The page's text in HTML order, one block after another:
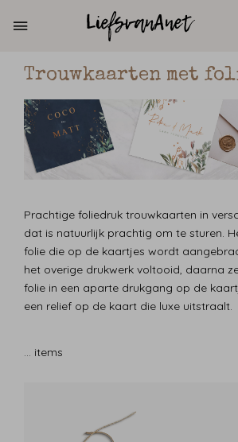
Trouwkaarten met
Prachtige foliedruk trouwkaarten in
dat is natuurlijk prachtig om te sturen.
folie die op de kaartjes wordt
het overige drukwerk voltooid, daarna
folie in een aparte drukgang op de
een relief op de kaart die luxe uitstraalt.
… items